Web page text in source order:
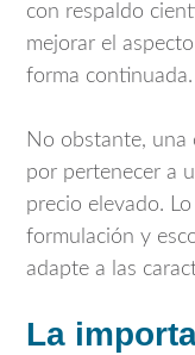
con respaldo
mejorar el
forma continuada.
No obstante, una
por pertenecer a
precio elevado.
formulación y
adapte a las
La